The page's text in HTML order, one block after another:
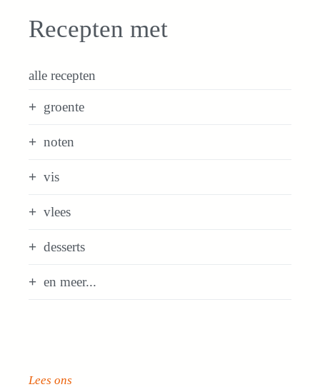
Recepten met
alle recepten
groente
noten
vis
vlees
desserts
en meer...
Lees ons